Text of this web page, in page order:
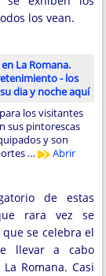
los vean.
La Romana.
- los
dia y noche aquí
los visitantes
sus pintorescas
y son
…
Abrir
de estas
rara vez se
se celebra el
llevar a cabo
Romana. Casi